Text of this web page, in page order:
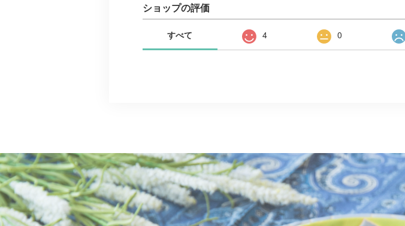
ショップの評価
すべて 4 0